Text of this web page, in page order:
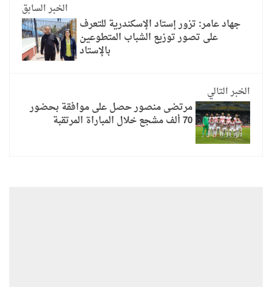
الخبر السابق
جهاد عامر: تزور إستاد الإسكندرية للتعرف
على تصور توزيع الشباب المتطوعين
بالإستاد
الخبر التالي
مرتضى منصور حصل على موافقة بحضور
70 ألف مشجع خلال المباراة المرتقبة